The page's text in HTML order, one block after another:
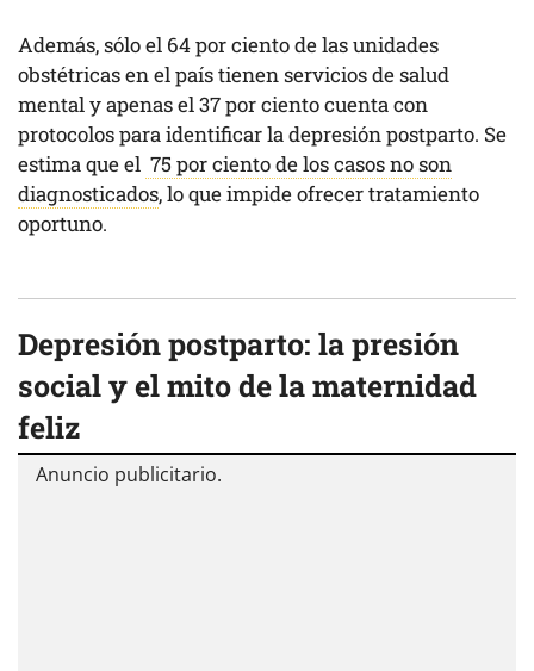
Además, sólo el 64 por ciento de las unidades
obstétricas en el país tienen servicios de salud
mental y apenas el 37 por ciento cuenta con
protocolos para identificar la depresión postparto. Se
estima que el 75 por ciento de los casos no son
diagnosticados, lo que impide ofrecer tratamiento
oportuno.
Depresión postparto: la presión
social y el mito de la maternidad
feliz